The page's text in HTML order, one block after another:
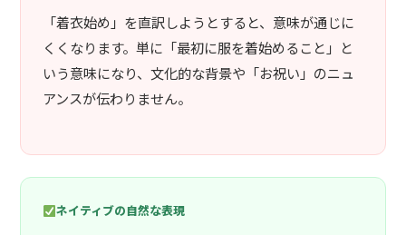
「着衣始め」を直訳しようとすると、意味が通じに
くくなります。単に「最初に服を着始めること」と
いう意味になり、文化的な背景や「お祝い」のニュ
アンスが伝わりません。
ネイティブの自然な表現